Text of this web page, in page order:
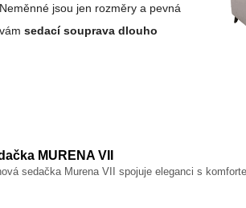
jsou jen rozměry a pevná
sedací souprava dlouho
MURENA VII
sedačka Murena VII spojuje eleganci s